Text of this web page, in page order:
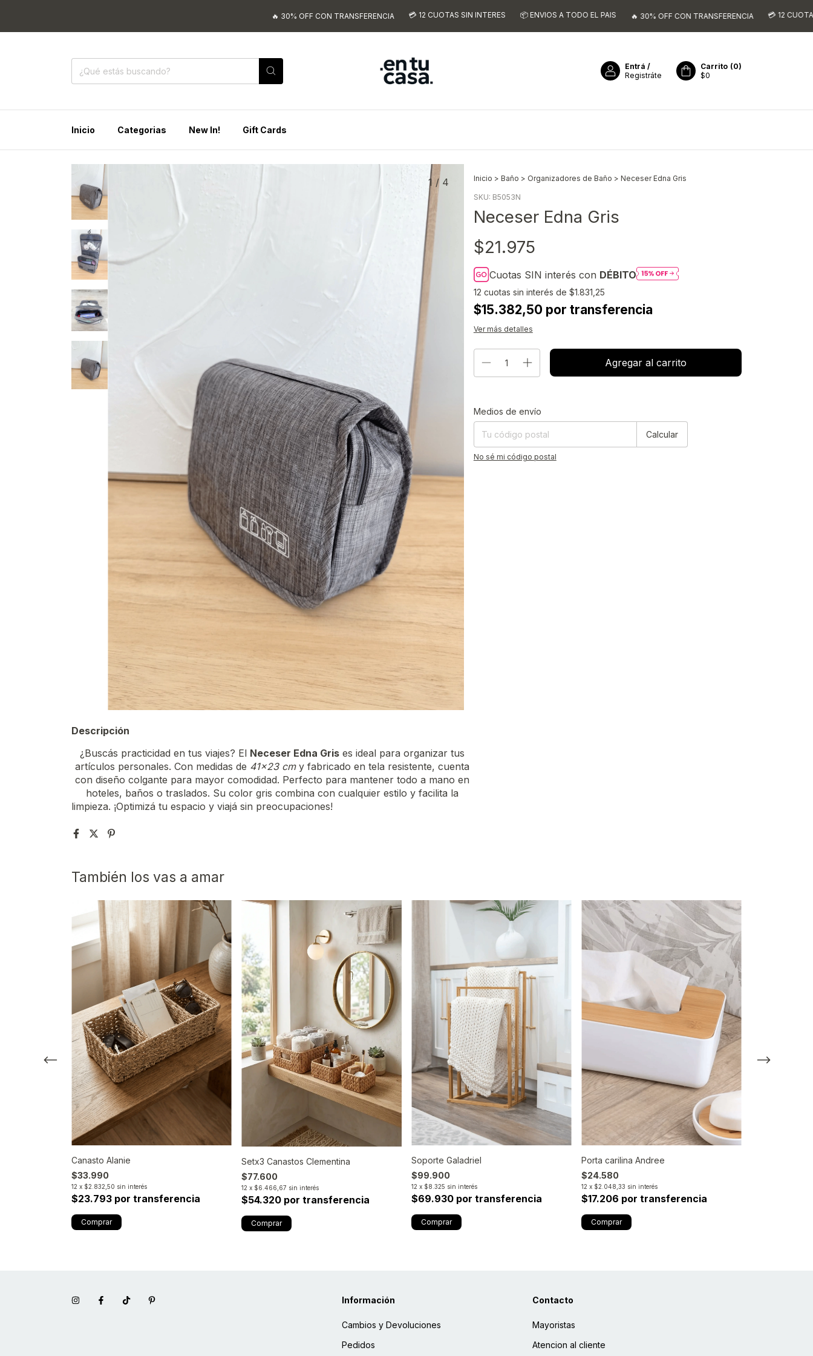
🔥 30% OFF CON TRANSFERENCIA 💳 12 CUOTAS SIN INTERES 📦 ENVIOS A TODO EL PAIS 🔥 30% OFF CON TRANSFERENCIA 💳 12 CUOTAS SIN
Entrá /
Registráte
Carrito (0)
$0
Inicio Categorias New In! Gift Cards
1 / 4 Inicio > Baño > Organizadores de Baño > Neceser Edna Gris
SKU: B5053N
Neceser Edna Gris
$21.975
Cuotas SIN interés con DÉBITO
12 cuotas sin interés de $1.831,25
$15.382,50 por transferencia
Ver más detalles
Entregas para el CP:
Medios de envío
Calcular
No sé mi código postal
Descripción
¿Buscás practicidad en tus viajes? El Neceser Edna Gris es ideal para organizar tus
artículos personales. Con medidas de 41x23 cmy fabricado en tela resistente, cuenta
con diseño colgante para mayor comodidad. Perfecto para mantener todo a mano en
hoteles, baños o traslados. Su color gris combina con cualquier estilo y facilita la
limpieza. ¡Optimizá tu espacio y viajá sin preocupaciones!
También los vas a amar
Canasto Alanie
$33.990
12 x $2.832,50 sin interés
$23.793 por transferencia
Setx3 Canastos Clementina
$77.600
12 x $6.466,67 sin interés
$54.320 por transferencia
Soporte Galadriel
$99.900
12 x $8.325 sin interés
$69.930 por transferencia
Porta carilina Andree
$24.580
12 x $2.048,33 sin interés
$17.206 por transferencia
Información
Cambios y Devoluciones
Pedidos
Contacto
Mayoristas
Atencion al cliente